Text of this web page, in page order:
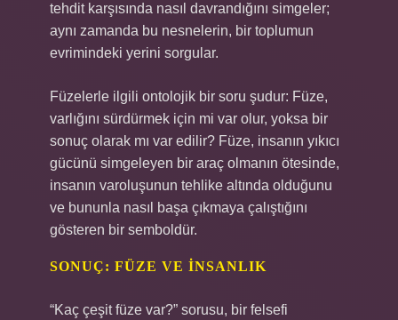
tehdit karşısında nasıl davrandığını simgeler;
aynı zamanda bu nesnelerin, bir toplumun
evrimindeki yerini sorgular.
Füzelerle ilgili ontolojik bir soru şudur: Füze,
varlığını sürdürmek için mi var olur, yoksa bir
sonuç olarak mı var edilir? Füze, insanın yıkıcı
gücünü simgeleyen bir araç olmanın ötesinde,
insanın varoluşunun tehlike altında olduğunu
ve bununla nasıl başa çıkmaya çalıştığını
gösteren bir semboldür.
SONUÇ: FÜZE VE İNSANLIK
“Kaç çeşit füze var?” sorusu, bir felsefi